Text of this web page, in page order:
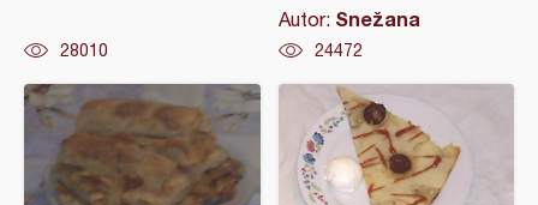
28010
Autor: Snežana
24472